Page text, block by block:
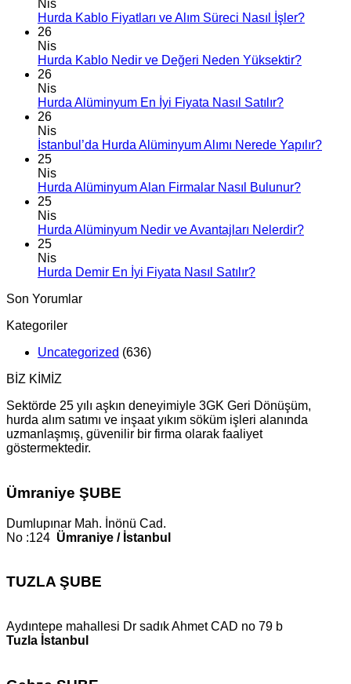
Nis
Hurda Kablo Fiyatları ve Alım Süreci Nasıl İşler?
26
Nis
Hurda Kablo Nedir ve Değeri Neden Yüksektir?
26
Nis
Hurda Alüminyum En İyi Fiyata Nasıl Satılır?
26
Nis
İstanbul’da Hurda Alüminyum Alımı Nerede Yapılır?
25
Nis
Hurda Alüminyum Alan Firmalar Nasıl Bulunur?
25
Nis
Hurda Alüminyum Nedir ve Avantajları Nelerdir?
25
Nis
Hurda Demir En İyi Fiyata Nasıl Satılır?
Son Yorumlar
Kategoriler
Uncategorized (636)
BİZ KİMİZ
Sektörde 25 yılı aşkın deneyimiyle 3GK Geri Dönüşüm,
hurda alım satımı ve inşaat yıkım söküm işleri alanında
uzmanlaşmış, güvenilir bir firma olarak faaliyet
göstermektedir.
Ümraniye ŞUBE
Dumlupınar Mah. İnönü Cad.
No :124 Ümraniye / İstanbul
TUZLA ŞUBE
Aydıntepe mahallesi Dr sadık Ahmet CAD no 79 b
Tuzla İstanbul